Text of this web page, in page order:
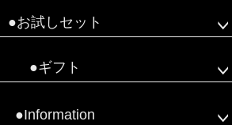
●お試しセット
●ギフト
●Information